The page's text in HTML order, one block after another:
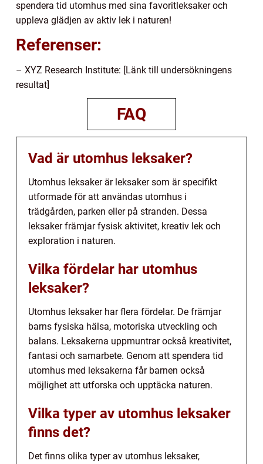
spendera tid utomhus med sina favoritleksaker och
uppleva glädjen av aktiv lek i naturen!
Referenser:
– XYZ Research Institute: [Länk till undersökningens
resultat]
FAQ
Vad är utomhus leksaker?
Utomhus leksaker är leksaker som är specifikt
utformade för att användas utomhus i
trädgården, parken eller på stranden. Dessa
leksaker främjar fysisk aktivitet, kreativ lek och
exploration i naturen.
Vilka fördelar har utomhus
leksaker?
Utomhus leksaker har flera fördelar. De främjar
barns fysiska hälsa, motoriska utveckling och
balans. Leksakerna uppmuntrar också kreativitet,
fantasi och samarbete. Genom att spendera tid
utomhus med leksakerna får barnen också
möjlighet att utforska och upptäcka naturen.
Vilka typer av utomhus leksaker
finns det?
Det finns olika typer av utomhus leksaker,